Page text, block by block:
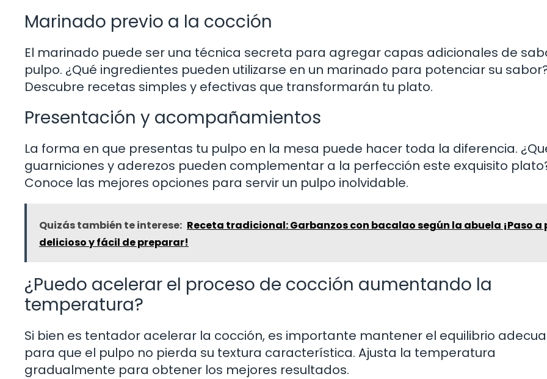
Marinado previo a la cocción
El marinado puede ser una técnica secreta para agregar capas adicionales de
pulpo. ¿Qué ingredientes pueden utilizarse en un marinado para potenciar su
Descubre recetas simples y efectivas que transformarán tu plato.
Presentación y acompañamientos
La forma en que presentas tu pulpo en la mesa puede hacer toda la diferencia.
guarniciones y aderezos pueden complementar a la perfección este exquisito
Conoce las mejores opciones para servir un pulpo inolvidable.
Quizás también te interese: Receta tradicional: Garbanzos con bacalao según la abuela ¡Paso a
delicioso y fácil de preparar!
¿Puedo acelerar el proceso de cocción aumentando la
temperatura?
Si bien es tentador acelerar la cocción, es importante mantener el equilibrio
para que el pulpo no pierda su textura característica. Ajusta la temperatura
gradualmente para obtener los mejores resultados.